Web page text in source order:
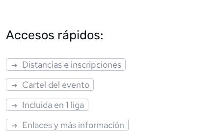
Accesos rápidos:
Distancias e inscripciones
Cartel del evento
Incluida en 1 liga
Enlaces y más información